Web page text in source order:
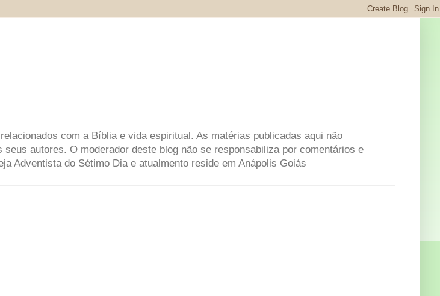
com a Bíblia e vida espiritual. As matérias publicadas aqui não
autores. O moderador deste blog não se responsabiliza por comentários e
Adventista do Sétimo Dia e atualmento reside em Anápolis Goiás